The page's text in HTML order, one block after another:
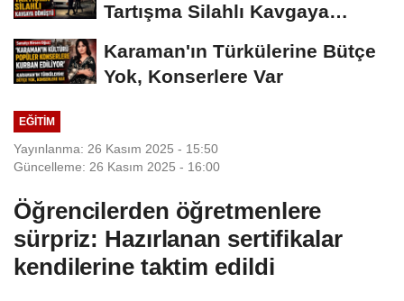
Tartışma Silahlı Kavgaya
Karaman'ın Türkülerine Bütçe
Yok, Konserlere Var
EĞITIM
Yayınlanma: 26 Kasım 2025 - 15:50
Güncelleme: 26 Kasım 2025 - 16:00
Öğrencilerden öğretmenlere
sürpriz: Hazırlanan sertifikalar
kendilerine taktim edildi